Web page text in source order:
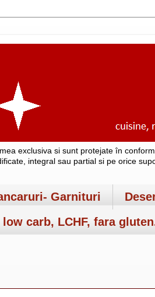
exclusiva si sunt protejate în
integral sau partial si pe orice
Garnituri
carb, LCHF, fara